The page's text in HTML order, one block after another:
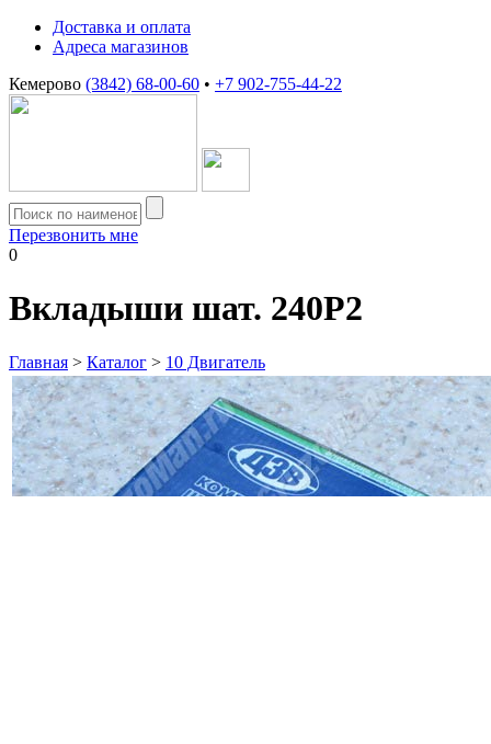
Доставка и оплата
Адреса магазинов
Кемерово (3842) 68-00-60 • +7 902-755-44-22
Перезвонить мне
0
Вкладыши шат. 240Р2
Главная > Каталог > 10 Двигатель